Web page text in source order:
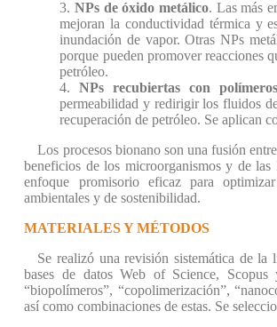
3.NPs de óxido metálico. Las más
mejoran la conductividad térmica y
inundación de vapor. Otras NPs
porque pueden promover reacciones
petróleo.
4.NPs recubiertas con
permeabilidad y redirigir los fluidos
recuperación de petróleo. Se aplican
Los procesos bionano son una fusión
beneficios de los microorganismos y de
enfoque promisorio eficaz para
ambientales y de sostenibilidad.
MATERIALES Y MÉTODOS
Se realizó una revisión sistemática de
bases de datos Web of Science,
“biopolímeros”, “copolimerización”,
así como combinaciones de estas. Se